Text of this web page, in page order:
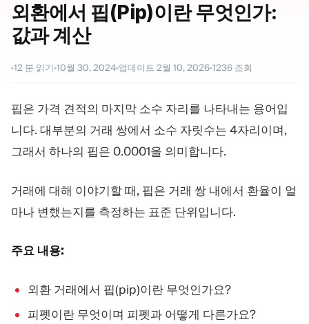
외환에서 핍(Pip)이란 무엇인가:
값과 계산
12 분 읽기 10월 30, 2024 업데이트 2월 10, 2026 1236 조회
핍은 가격 견적의 마지막 소수 자리를 나타내는 용어입
니다. 대부분의 거래 쌍에서 소수 자릿수는 4자리이며,
그래서 하나의 핍은 0.0001을 의미합니다.
거래에 대해 이야기할 때, 핍은 거래 쌍 내에서 환율이 얼
마나 변했는지를 측정하는 표준 단위입니다.
주요 내용:
외환 거래에서 핍(pip)이란 무엇인가요?
피펫이란 무엇이며 피펫과 어떻게 다른가요?
턴키 솔루션
Forex / CFD 거래소 및 청산
리소스
블로그
동영상 튜토리얼
수익 계산기
비즈니스 계획
더보기
통계
회사 뉴스
채용